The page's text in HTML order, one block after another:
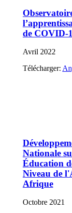
de COVID-
Avril 2022
Télécharger:
Nationale
Éducation
Niveau de
Afrique
Octobre 2021